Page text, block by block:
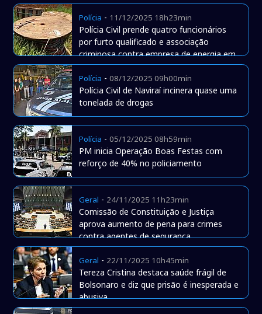
Polícia - 11/12/2025 18h23min
Polícia Civil prende quatro funcionários
por furto qualificado e associação
criminosa contra empresa de energia em
Naviraí
Polícia -08/12/2025 09h00min
Polícia Civil de Naviraí incinera quase uma
tonelada de drogas
Polícia -05/12/2025 08h59min
PM inicia Operação Boas Festas com
reforço de 40% no policiamento
Geral - 24/11/2025 11h23min
Comissão de Constituição e Justiça
aprova aumento de pena para crimes
contra agentes de segurança
Geral - 22/11/2025 10h45min
Tereza Cristina destaca saúde frágil de
Bolsonaro e diz que prisão é inesperada e
abusiva